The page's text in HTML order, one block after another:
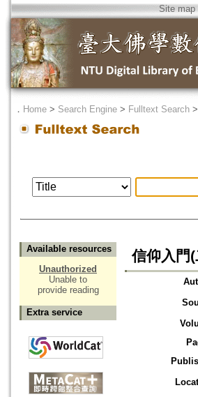
Site map
． Home > Search Engine > Fulltext Search >
Available resources
Unauthorized
Unable to
provide reading
Extra service
信仰入門(